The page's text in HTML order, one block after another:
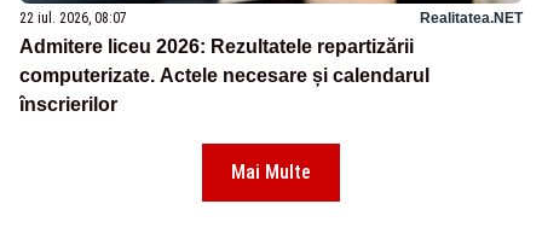
22 iul. 2026, 08:07 Realitatea.NET
Admitere liceu 2026: Rezultatele repartizării
computerizate. Actele necesare și calendarul
înscrierilor
Mai Multe